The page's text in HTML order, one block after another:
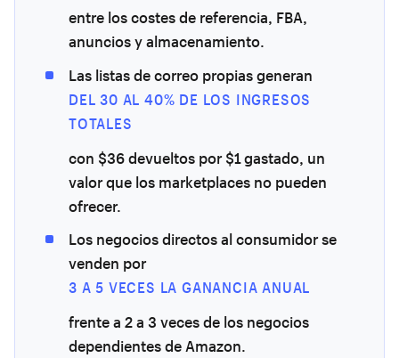
entre los costes de referencia, FBA,
anuncios y almacenamiento.
Las listas de correo propias generan
DEL 30 AL 40% DE LOS INGRESOS
TOTALES
con $36 devueltos por $1 gastado, un
valor que los marketplaces no pueden
ofrecer.
Los negocios directos al consumidor se
venden por
3 A 5 VECES LA GANANCIA ANUAL
frente a 2 a 3 veces de los negocios
dependientes de Amazon.